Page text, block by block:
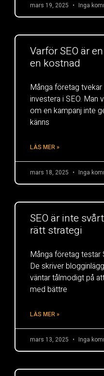
mars 19, 2025 Inga
Varför SEO är
en kostnad
Många företag
investera i SEO. Man
om en kampanj inte
känns
LÄS MER »
mars 18, 2025 Inga
SEO är inte
rätt strategi
Många företag testar
De skriver
väntar tålmodigt på
med bättre
LÄS MER »
mars 13, 2025 Inga